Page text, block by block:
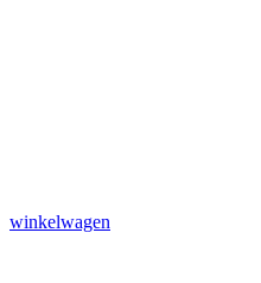
winkelwagen